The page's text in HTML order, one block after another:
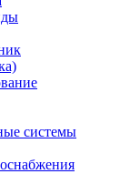
системы